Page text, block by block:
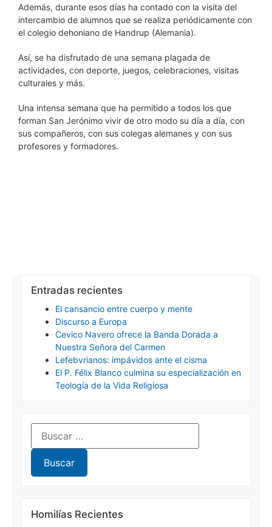
Además, durante esos días ha contado con la visita del
intercambio de alumnos que se realiza periódicamente con
el colegio dehoniano de Handrup (Alemania).
Así, se ha disfrutado de una semana plagada de
actividades, con deporte, juegos, celebraciones, visitas
culturales y más.
Una intensa semana que ha permitido a todos los que
forman San Jerónimo vivir de otro modo su día a día, con
sus compañeros, con sus colegas alemanes y con sus
profesores y formadores.
Entradas recientes
El cansancio entre cuerpo y mente
Discurso a Europa
Cevico Navero ofrece la Banda Dorada a
Nuestra Señora del Carmen
Lefebvrianos: impávidos ante el cisma
El P. Félix Blanco culmina su especialización en
Teología de la Vida Religiosa
Homilías Recientes